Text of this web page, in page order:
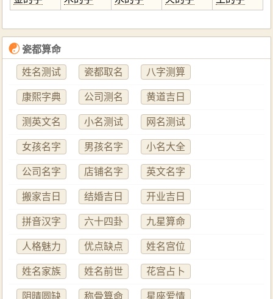
☯瓷都算命
姓名测试 瓷都取名 八字测算
康熙字典 公司测名 黄道吉日
测英文名 小名测试 网名测试
女孩名字 男孩名字 小名大全
公司名字 店铺名字 英文名字
搬家吉日 结婚吉日 开业吉日
拼音汉字 六十四卦 九星算命
人格魅力 优点缺点 姓名宫位
姓名家族 姓名前世 花宫占卜
阴晴圆缺 称骨算命 星座爱情